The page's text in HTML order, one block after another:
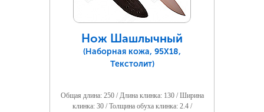
Нож Шашлычный
(Наборная кожа, 95Х18,
Текстолит)
Общая длина: 250 / Длина клинка: 130 / Ширина
клинка: 30 / Толщина обуха клинка: 2.4 /